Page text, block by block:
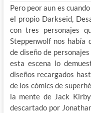
Pero peor aun es
el propio Darkseid,
con tres personajes
Steppenwolf nos había
de diseño de
esta escena lo
diseños recargados
de los cómics de
la mente de Jack
descartado por